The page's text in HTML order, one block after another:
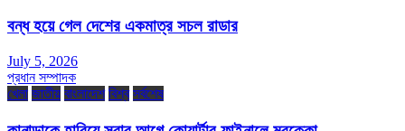
বন্ধ হয়ে গেল দেশের একমাত্র সচল রাডার
July 5, 2026
প্রধান সম্পাদক
খেলা জাতীয় বাংলাদেশ বিশ্ব সর্বশেষ